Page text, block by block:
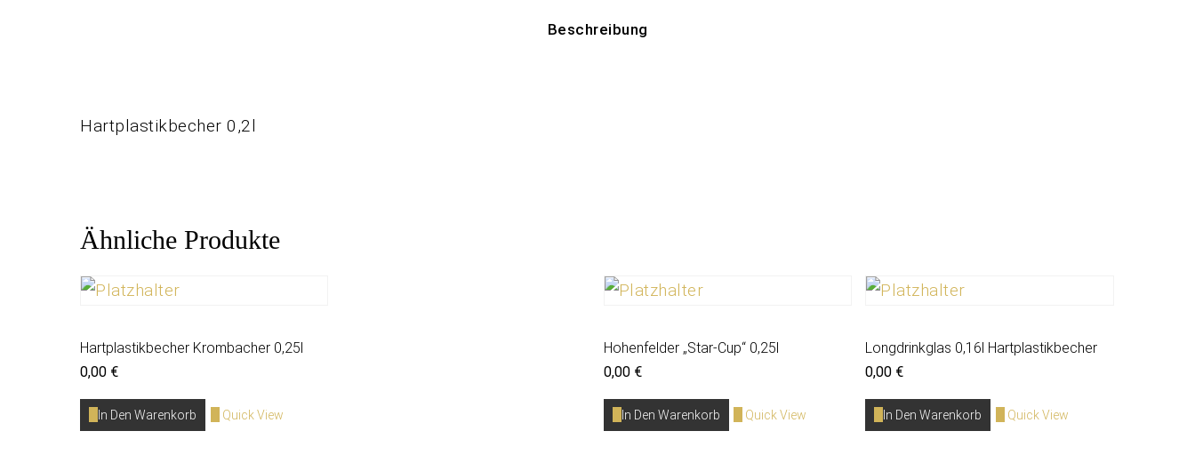
Beschreibung
Hartplastikbecher 0,2l
Ähnliche Produkte
Hartplastikbecher Krombacher 0,25l
0,00 €
In Den Warenkorb Quick View
Hohenfelder „Star-Cup“ 0,25l
0,00 €
In Den Warenkorb Quick View
Longdrinkglas 0,16l Hartplastikbecher
0,00 €
In Den Warenkorb Quick View